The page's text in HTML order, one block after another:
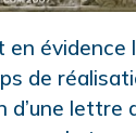
évidence
de
lettre